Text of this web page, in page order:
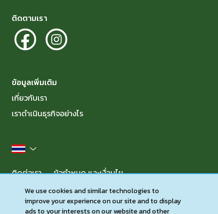
ติดตามเรา
ข้อมูลเพิ่มเติม
เกี่ยวกับเรา
เราดำเนินธุรกิจอย่างไร
ประเทศไทย
ติดต่อเรา
ข้อกำหนด และเงื่อนไข
ประกาศเกี่ยวกับความเป็นส่วนตัว (Privacy Notice)
ประกาศเกี่ยวกับคุกกี้ (Cookie Notice)
การเข้าถึงได้
We use cookies and similar technologies to
improve your experience on our site and to display
ads to your interests on our website and other